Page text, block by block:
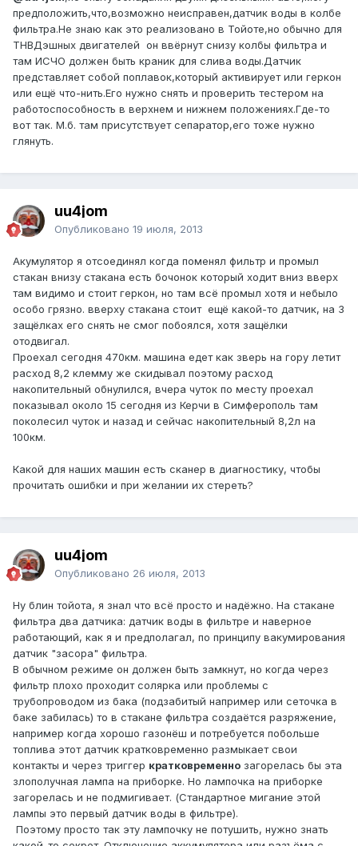
предположить,что,возможно неисправен,датчик воды в колбе
фильтра.Не знаю как это реализовано в Тойоте,но обычно для
ТНВДэшных двигателей он ввёрнут снизу колбы фильтра и
там ИСЧО должен быть краник для слива воды.Датчик
представляет собой поплавок,который активирует или геркон
или ещё что-нить.Его нужно снять и проверить тестером на
работоспособность в верхнем и нижнем положениях.Где-то
вот так. М.б. там присутствует сепаратор,его тоже нужно
глянуть.
uu4jom
Опубликовано 19 июля, 2013
Акумулятор я отсоединял когда поменял фильтр и промыл
стакан внизу стакана есть бочонок который ходит вниз вверх
там видимо и стоит геркон, но там всё промыл хотя и небыло
особо грязно. вверху стакана стоит ещё какой-то датчик, на 3
защёлках его снять не смог побоялся, хотя защёлки
отодвигал.
Проехал сегодня 470км. машина едет как зверь на гору летит
расход 8,2 клемму же скидывал поэтому расход
накопительный обнулился, вчера чуток по месту проехал
показывал около 15 сегодня из Керчи в Симферополь там
поколесил чуток и назад и сейчас накопительный 8,2л на
100км.
Какой для наших машин есть сканер в диагностику, чтобы
прочитать ошибки и при желании их стереть?
uu4jom
Опубликовано 26 июля, 2013
Ну блин тойота, я знал что всё просто и надёжно. На стакане
фильтра два датчика: датчик воды в фильтре и наверное
работающий, как я и предполагал, по принципу вакумирования
датчик "засора" фильтра.
В обычном режиме он должен быть замкнут, но когда через
фильтр плохо проходит солярка или проблемы с
трубопроводом из бака (подзабитый например или сеточка в
баке забилась) то в стакане фильтра создаётся разряжение,
например когда хорошо газонёш и потребуется побольше
топлива этот датчик кратковременно размыкает свои
контакты и через триггер кратковременно загорелась бы эта
злополучная лампа на приборке. Но лампочка на приборке
загорелась и не подмигивает. (Стандартное мигание этой
лампы это первый датчик воды в фильтре).
Поэтому просто так эту лампочку не потушить, нужно знать